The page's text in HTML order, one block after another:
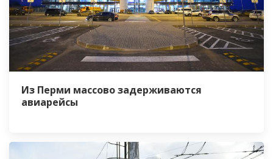
Из Перми массово задерживаются
авиарейсы